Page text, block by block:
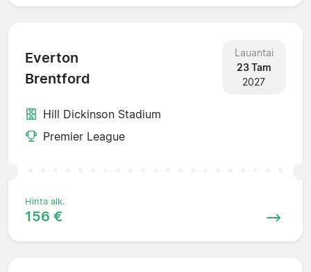
Everton
Brentford
Lauantai
23 Tam
2027
Hill Dickinson Stadium
Premier League
Hinta alk.
156 €